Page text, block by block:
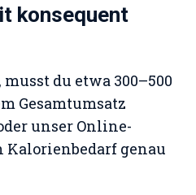
konsequent
du etwa 300–500
Gesamtumsatz
unser Online-
Kalorienbedarf genau